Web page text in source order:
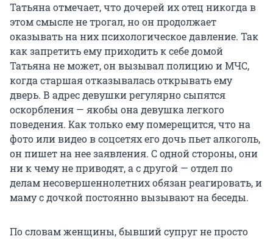
Татьяна отмечает, что дочерей их отец никогда в
этом смысле не трогал, но он продолжает
оказывать на них психологическое давление. Так
как запретить ему приходить к себе домой
Татьяна не может, он вызывал полицию и МЧС,
когда старшая отказывалась открывать ему
дверь. В адрес девушки регулярно сыпятся
оскорбления — якобы она девушка легкого
поведения. Как только ему померещится, что на
фото или видео в соцсетях его дочь пьет алкоголь,
он пишет на нее заявления. С одной стороны, они
ни к чему не приводят, а с другой — отдел по
делам несовершеннолетних обязан реагировать, и
маму с дочкой постоянно вызывают на беседы.
По словам женщины, бывший супруг не просто